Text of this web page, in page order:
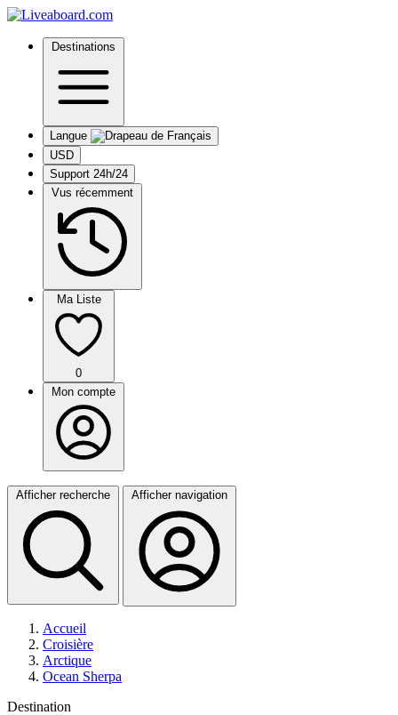
Destinations
Langue
USD
Support 24h/24
Vus récemment
Ma Liste
0
Mon compte
Afficher recherche Afficher navigation
Accueil
Croisière
Arctique
Ocean Sherpa
Destination